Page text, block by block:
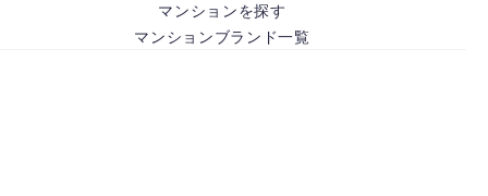
マンションを探す
マンションブランド一覧